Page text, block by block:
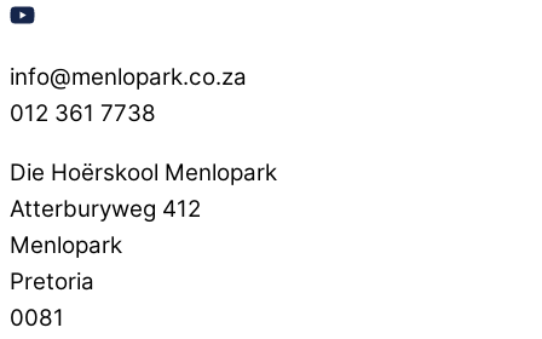
info@menlopark.co.za
012 361 7738
Die Hoërskool Menlopark
Atterburyweg 412
Menlopark
Pretoria
0081